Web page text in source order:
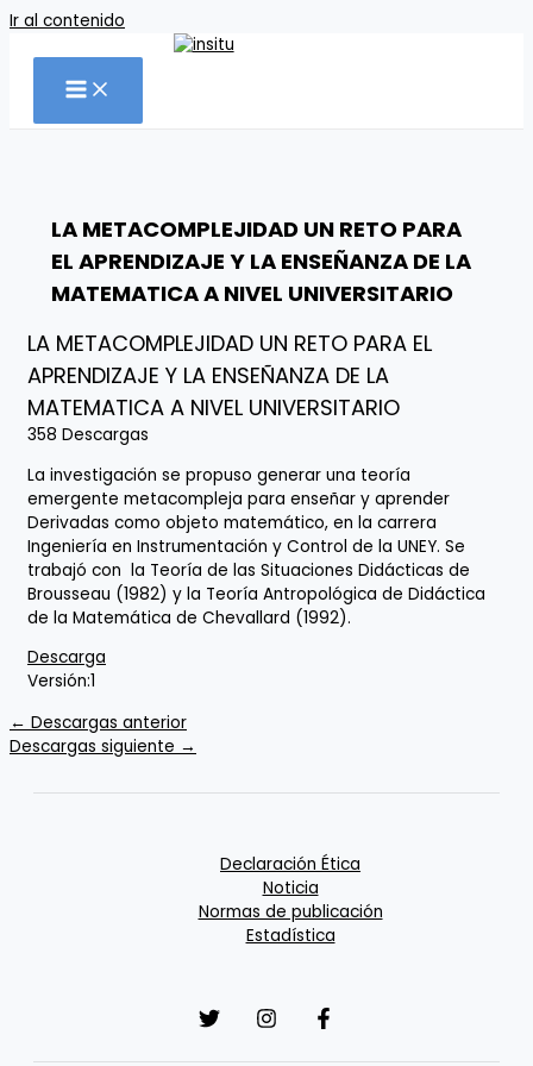
Ir al contenido
LA METACOMPLEJIDAD UN RETO PARA
EL APRENDIZAJE Y LA ENSEÑANZA DE LA
MATEMATICA A NIVEL UNIVERSITARIO
LA METACOMPLEJIDAD UN RETO PARA EL
APRENDIZAJE Y LA ENSEÑANZA DE LA
MATEMATICA A NIVEL UNIVERSITARIO
358 Descargas
La investigación se propuso generar una teoría
emergente metacompleja para enseñar y aprender
Derivadas como objeto matemático, en la carrera
Ingeniería en Instrumentación y Control de la UNEY. Se
trabajó con la Teoría de las Situaciones Didácticas de
Brousseau (1982) y la Teoría Antropológica de Didáctica
de la Matemática de Chevallard (1992).
Descarga
Versión:1
← Descargas anterior
Descargas siguiente →
Declaración Ética
Noticia
Normas de publicación
Estadística